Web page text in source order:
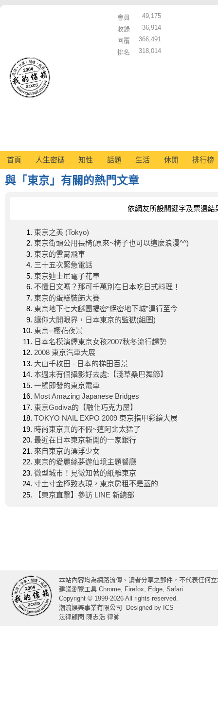
會員
49,175
收錄
36,914
回覆
366,491
排名
318,014
首頁 人生密碼 知性 話題 生活 休閒 排行榜
與「東京」有關的熱門文章
依網友所設關鍵字及票選結
東京之美 (Tokyo)
東京街頭公用長椅(原來~椅子也可以這麼浪漫^^)
東京的雲霄飛車
三十五次緊急電話
東京迪士尼電子花車
不懂日文嗎？那可千萬別在日本吃日式料理！
東京的蛋糕裝飾大賽
東京地下七大謎團揭密“絕密地下城”運行至今
讓你大開眼界，日本東京的監獄(組圖)
東京--櫻花夜景
日本名模演繹東京女孩2007秋冬流行趨勢
2008 東京汽車大展
大山千枚田 - 日本的梯田百景
本週末有個攝影好去處:【淺草桑巴舞節】
一觸即發的東京電車
Most Amazing Japanese Bridges
東京Godiva的【融化巧克力屋】
TOKYO NAIL EXPO 2009 東京指甲彩繪大展
時尚東京真的不假~這阿北太猛了
最近在日本東京新開的一家銀行
來自東京的漂浮少女
東京的愛麗絲夢遊仙境主題餐廳
微型城市！見微知著的紙雕東京
寸土寸金極致表現，東京房租不是蓋的
【東京直擊】參訪 LINE 新總部
本站內容均為網路流傳、讀者分享之郵件，不代表任何
建議瀏覽工具 Chrome, Firefox, Edge, Safari
Copyright © 1999-2026 All rights reserved.
潮流娛樂事業有限公司
Designed by ICS
法律顧問 陳志浩 律師